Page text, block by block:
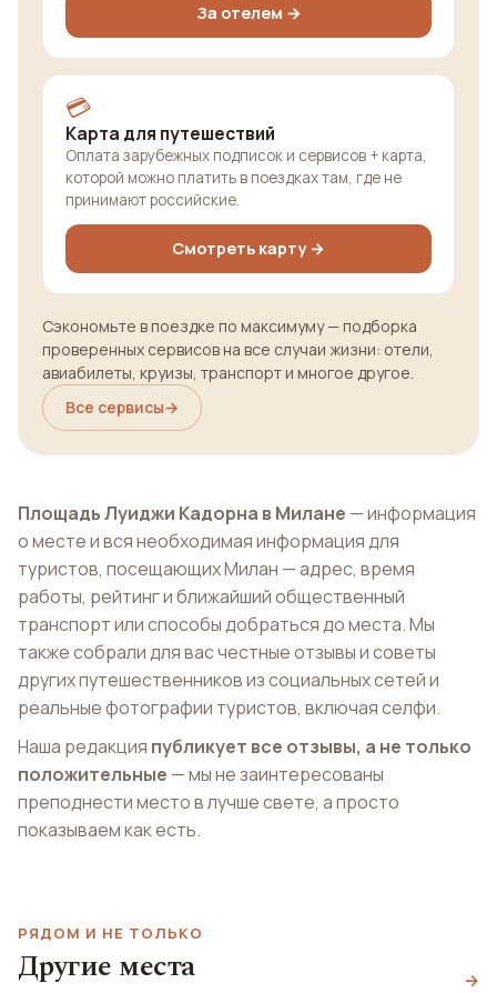
За отелем →
💳
Карта для путешествий
Оплата зарубежных подписок и сервисов + карта,
которой можно платить в поездках там, где не
принимают российские.
Смотреть карту →
Сэкономьте в поездке по максимуму — подборка
проверенных сервисов на все случаи жизни: отели,
авиабилеты, круизы, транспорт и многое другое.
Все сервисы→
Площадь Луиджи Кадорна в Милане — информация
о месте и вся необходимая информация для
туристов, посещающих Милан — адрес, время
работы, рейтинг и ближайший общественный
транспорт или способы добраться до места. Мы
также собрали для вас честные отзывы и советы
других путешественников из социальных сетей и
реальные фотографии туристов, включая селфи.
Наша редакция публикует все отзывы, а не только
положительные — мы не заинтересованы
преподнести место в лучше свете, а просто
показываем как есть.
РЯДОМ И НЕ ТОЛЬКО
Другие места →
Площадь Кайроли